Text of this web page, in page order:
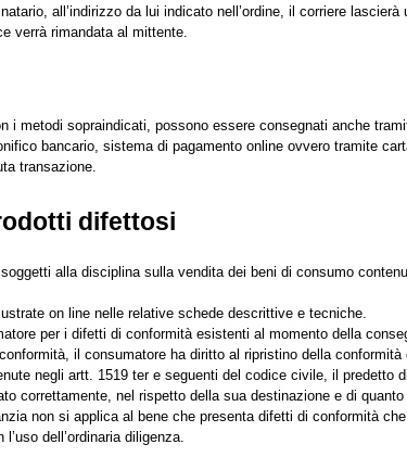
all’indirizzo da lui indicato nell’ordine, il corriere
verrà rimandata al mittente.
i metodi sopraindicati, possono essere consegnati anche
bancario, sistema di pagamento online ovvero tramite
transazione.
difettosi
alla disciplina sulla vendita dei beni di consumo
on line nelle relative schede descrittive e tecniche.
per i difetti di conformità esistenti al momento della
il consumatore ha diritto al ripristino della conformità
negli artt. 1519 ter e seguenti del codice civile, il predetto
correttamente, nel rispetto della sua destinazione e di
non si applica al bene che presenta difetti di conformità
dell’ordinaria diligenza.